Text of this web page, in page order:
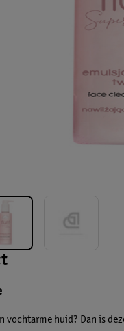
vochtarme huid? Dan is